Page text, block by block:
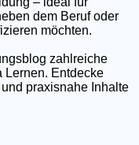
dem Beruf oder
möchten.
zahlreiche
Lernen. Entdecke
praxisnahe Inhalte